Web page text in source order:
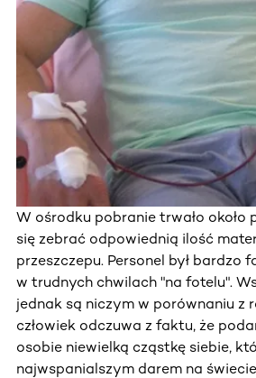
W ośrodku pobranie trwało około
się zebrać odpowiednią ilość
przeszczepu. Personel był bardzo
w trudnych chwilach "na fotelu".
jednak są niczym w porównaniu z
człowiek odczuwa z faktu, że
osobie niewielką cząstkę siebie,
najwspanialszym darem na